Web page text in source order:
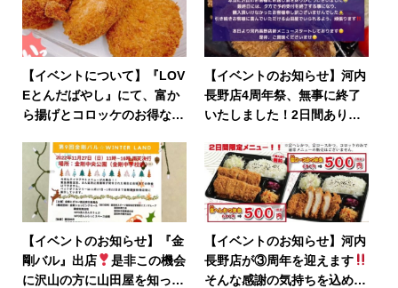
【イベントについて】『LOV
Eとんだばやし』にて、富か
ら揚げとコロッケのお得なセ
【イベントのお知らせ】河内
長野店4周年祭、無事に終了
いたしました！2日間ありが
【イベントのお知らせ】『金
剛バル』出店
是非この機会
に沢山の方に山田屋を知って
【イベントのお知らせ】河内
長野店が③周年を迎えます
そんな感謝の気持ちを込めて